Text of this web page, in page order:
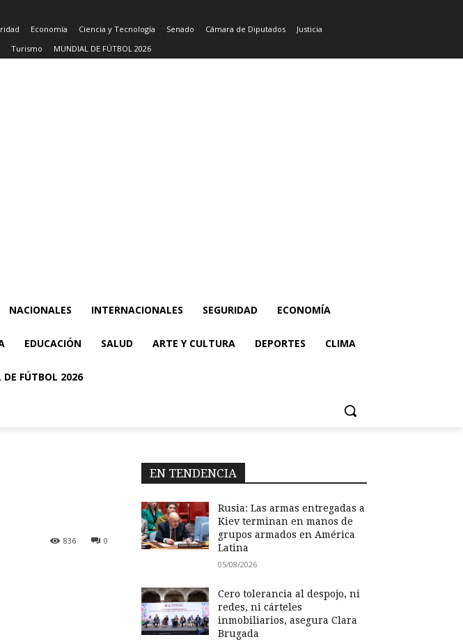
Economía Ciencia y Tecnología Senado Cámara de Diputados
Justicia
Turismo MUNDIAL DE FÚTBOL 2026
NACIONALES INTERNACIONALES SEGURIDAD ECONOMÍA
EDUCACIÓN SALUD ARTE Y CULTURA DEPORTES CLIMA
FÚTBOL 2026
0
836
EN TENDENCIA
Rusia: Las armas entregadas a
Kiev terminan en manos de
grupos armados en América
Latina
05/08/2026
Cero tolerancia al despojo, ni
redes, ni cárteles
inmobiliarios, asegura Clara
Brugada